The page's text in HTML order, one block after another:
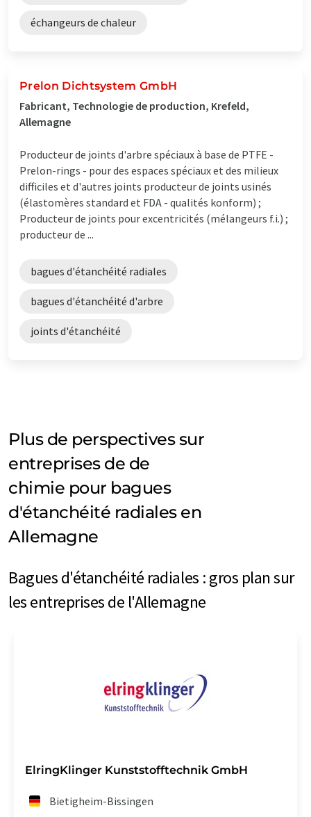
échangeurs de chaleur
Prelon Dichtsystem GmbH
Fabricant, Technologie de production, Krefeld,
Allemagne
Producteur de joints d'arbre spéciaux à base de PTFE -
Prelon-rings - pour des espaces spéciaux et des milieux
difficiles et d'autres joints producteur de joints usinés
(élastomères standard et FDA - qualités konform) ;
Producteur de joints pour excentricités (mélangeurs f.i.) ;
producteur de ...
bagues d'étanchéité radiales
bagues d'étanchéité d'arbre
joints d'étanchéité
Plus de perspectives sur
entreprises de de
chimie pour bagues
d'étanchéité radiales en
Allemagne
Bagues d'étanchéité radiales : gros plan sur
les entreprises de l'Allemagne
ElringKlinger Kunststofftechnik GmbH
Bietigheim-Bissingen